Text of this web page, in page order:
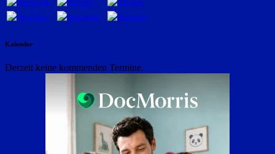
Kalender
Derzeit keine kommenden Termine.